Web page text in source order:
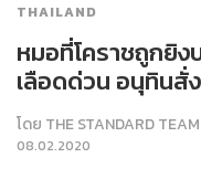
THAILAND
หมอที่โคราชถูกยิง
เลือดด่วน อนุทินสั่
โดย THE STANDARD TEAM
08.02.2020